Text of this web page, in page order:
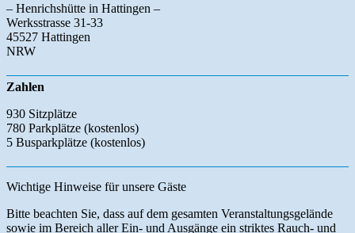
– Henrichshütte in Hattingen –
Werksstrasse 31-33
45527 Hattingen
NRW
Zahlen
930 Sitzplätze
780 Parkplätze (kostenlos)
5 Busparkplätze (kostenlos)
Wichtige Hinweise für unsere Gäste
Bitte beachten Sie, dass auf dem gesamten Veranstaltungsgelände
sowie im Bereich aller Ein- und Ausgänge ein striktes Rauch- und